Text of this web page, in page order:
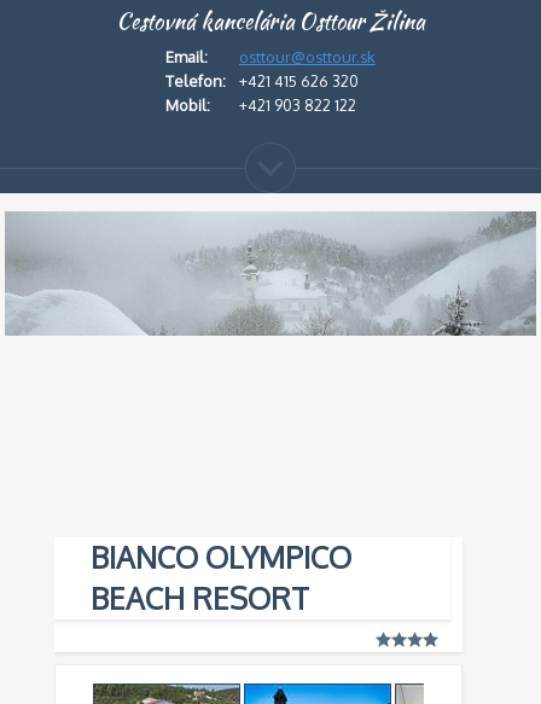
Cestovná kancelária Osttour Žilina
Email:
osttour@osttour.sk
Telefon:
+421 415 626 320
Mobil:
+421 903 822 122
BIANCO OLYMPICO
BEACH RESORT